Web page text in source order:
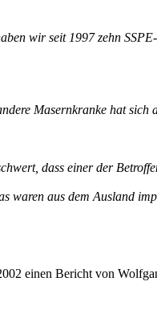
wir seit 1997 zehn
Masernkranke hat sich
dass einer der
waren aus dem Ausland
einen Bericht von